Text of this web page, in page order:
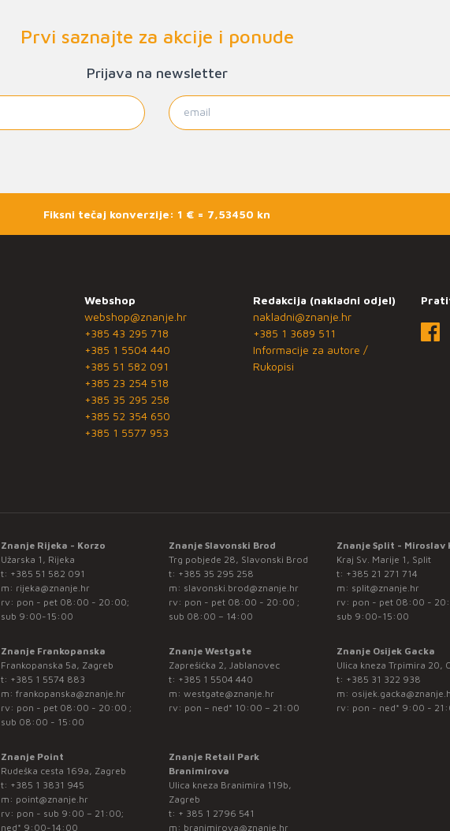
Prvi saznajte za akcije i ponude
Prijava na newsletter
Fiksni tečaj konverzije: 1 € = 7,53450 kn
Webshop
webshop@znanje.hr
+385 43 295 718
+385 1 5504 440
+385 51 582 091
+385 23 254 518
+385 35 295 258
+385 52 354 650
+385 1 5577 953
Redakcija (nakladni odjel)
nakladni@znanje.hr
+385 1 3689 511
Informacije za autore /
Rukopisi
Znanje Rijeka - Korzo
Užarska 1, Rijeka
t: +385 51 582 091
m: rijeka@znanje.hr
rv: pon - pet 08:00 - 20:00;
sub 9:00-15:00
Znanje Slavonski Brod
Trg pobjede 28, Slavonski Brod
t: +385 35 295 258
m: slavonski.brod@znanje.hr
rv: pon - pet 08:00 - 20:00 ;
sub 08:00 – 14:00
Znanje Split - Miroslav
Kraj Sv. Marije 1, Split
t: +385 21 271 714
m: split@znanje.hr
rv: pon - pet 08:00 -
sub 9:00-15:00
Znanje Frankopanska
Frankopanska 5a, Zagreb
t: +385 1 5574 883
m: frankopanska@znanje.hr
rv: pon - pet 08:00 - 20:00 ;
sub 08:00 - 15:00
Znanje Westgate
Zaprešićka 2, Jablanovec
t: +385 1 5504 440
m: westgate@znanje.hr
rv: pon – ned* 10:00 – 21:00
Znanje Osijek Gacka
Ulica kneza Trpimira 20,
t: +385 31 322 938
m:
rv: pon - ned* 9:00 -
Znanje Point
Rudeška cesta 169a, Zagreb
t: +385 1 3831 945
m: point@znanje.hr
rv: pon - sub 9:00 – 21:00;
ned* 9:00-14:00
Znanje Retail Park
Branimirova
Ulica kneza Branimira 119b,
Zagreb
t: + 385 1 2796 541
m: branimirova@znanje.hr